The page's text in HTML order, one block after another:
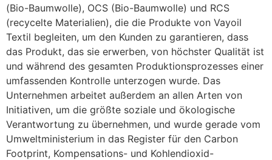
(Bio-Baumwolle), OCS (Bio-Baumwolle) und RCS
(recycelte Materialien), die die Produkte von Vayoil
Textil begleiten, um den Kunden zu garantieren, dass
das Produkt, das sie erwerben, von höchster Qualität ist
und während des gesamten Produktionsprozesses einer
umfassenden Kontrolle unterzogen wurde. Das
Unternehmen arbeitet außerdem an allen Arten von
Initiativen, um die größte soziale und ökologische
Verantwortung zu übernehmen, und wurde gerade vom
Umweltministerium in das Register für den Carbon
Footprint, Kompensations- und Kohlendioxid-